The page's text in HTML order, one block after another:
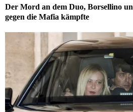
Der Mord an dem Duo, Borsellino
gegen die Mafia kämpfte